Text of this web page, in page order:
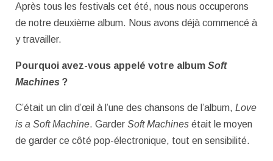
Après tous les festivals cet été, nous nous occuperons
de notre deuxième album. Nous avons déjà commencé à
y travailler.
Pourquoi avez-vous appelé votre album Soft
Machines ?
C’était un clin d’œil à l’une des chansons de l’album, Love
is a Soft Machine. Garder Soft Machines était le moyen
de garder ce côté pop-électronique, tout en sensibilité.